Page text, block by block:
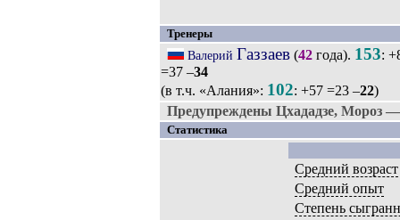
Тренеры
Валерий Газзаев(42года). 153:
=37 –34
(в т.ч. «Алания»: 102: +57 =23 –22)
Предупреждены Цхададзе, Мороз
Статистика
Средний возраст
Средний опыт
Степень